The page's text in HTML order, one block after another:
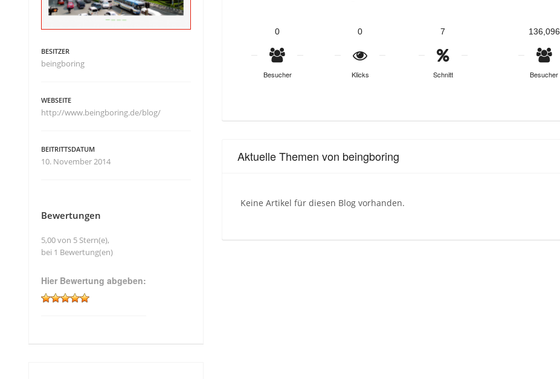
0
Besucher
0
Klicks
7
Schnitt
136,096
Besucher
Aktuelle Themen von beingboring
Keine Artikel für diesen Blog vorhanden.
BESITZER
beingboring
WEBSEITE
http://www.beingboring.de/blog/
BEITRITTSDATUM
10. November 2014
Bewertungen
5,00 von 5 Stern(e),
bei 1 Bewertung(en)
Hier Bewertung abgeben: